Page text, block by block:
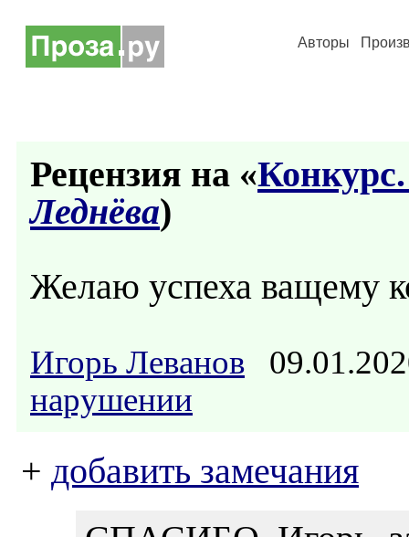
Авторы
Рецензия на «
Леднёва)
Желаю успеха ващему
Игорь Леванов
нарушении
+ добавить замечания